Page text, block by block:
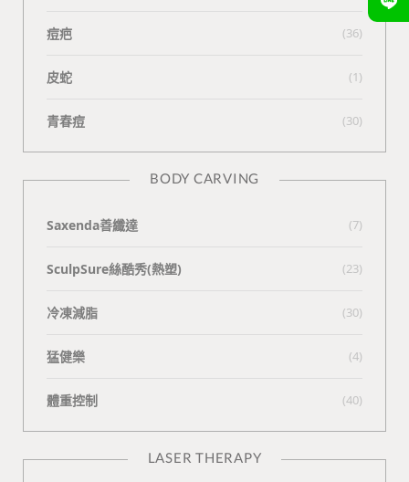
痘疤 (36)
皮蛇 (1)
青春痘 (30)
BODY CARVING
Saxenda善纖達 (7)
SculpSure絲酷秀(熱塑) (23)
冷凍減脂 (30)
猛健樂 (4)
體重控制 (40)
LASER THERAPY